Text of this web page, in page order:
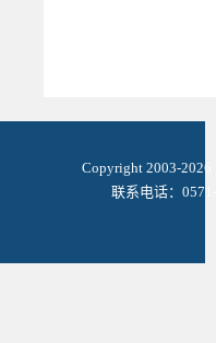
Copyright 2003-
联系电话：